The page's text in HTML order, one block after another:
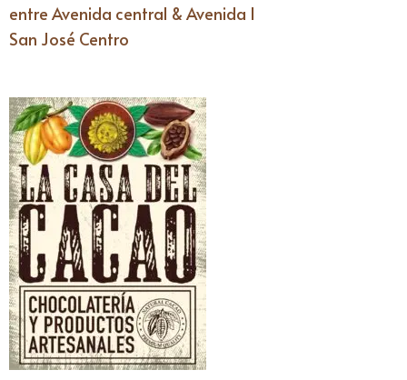
entre Avenida central & Avenida I
San José Centro